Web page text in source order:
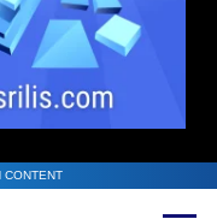
CONTENT